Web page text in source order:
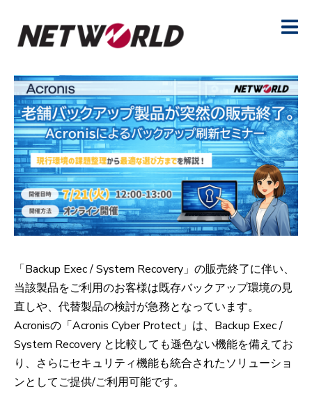
「Backup Exec / System Recovery」の販売終了に伴い、
当該製品をご利用のお客様は既存バックアップ環境の見
直しや、代替製品の検討が急務となっています。
Acronisの「Acronis Cyber Protect」は、Backup Exec /
System Recovery と比較しても遜色ない機能を備えてお
り、さらにセキュリティ機能も統合されたソリューショ
ンとしてご提供/ご利用可能です。